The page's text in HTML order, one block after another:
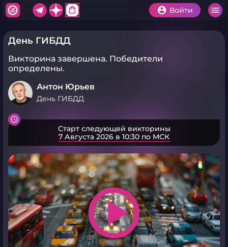
shopping_bag Войти
День ГИБДД
Викторина завершена. Победители
определены.
Антон Юрьев
День ГИБДД
Старт следующей викторины
7 Августа 2026 в 10:30 по МСК
play_arrow